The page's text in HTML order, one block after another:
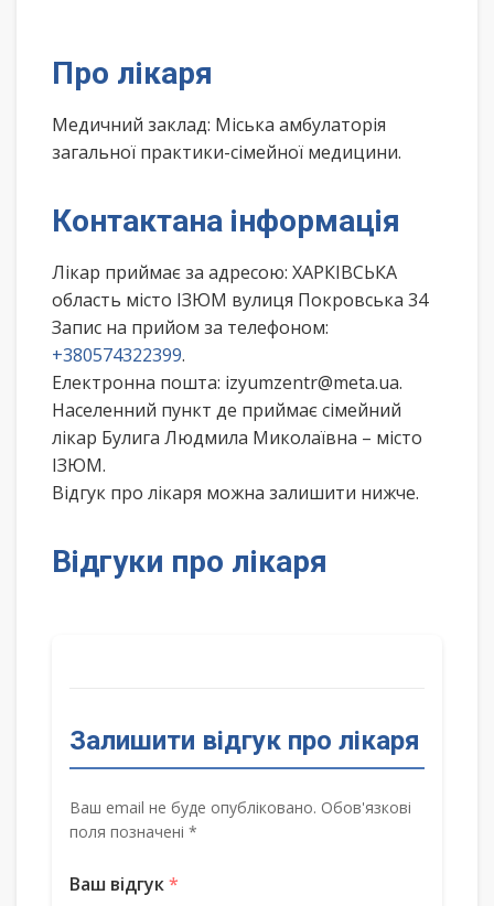
Про лікаря
Медичний заклад: Міська амбулаторія
загальної практики-сімейної медицини.
Контактана інформація
Лікар приймає за адресою: ХАРКІВСЬКА
область місто ІЗЮМ вулиця Покровська 34
Запис на прийом за телефоном:
+380574322399.
Електронна пошта: izyumzentr@meta.ua.
Населенний пункт де приймає сімейний
лікар Булига Людмила Миколаївна – місто
ІЗЮМ.
Відгук про лікаря можна залишити нижче.
Відгуки про лікаря
Залишити відгук про лікаря
Ваш email не буде опубліковано. Обов'язкові
поля позначені *
Ваш відгук*